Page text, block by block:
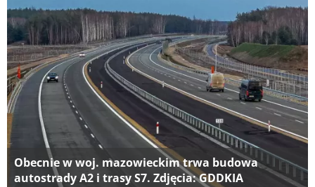
Obecnie w woj. mazowieckim trwa budowa
autostrady A2 i trasy S7. Zdjęcia: GDDKIA